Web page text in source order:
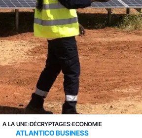
A LA UNE›DÉCRYPTAGES›ECONOMIE
ATLANTICO BUSINESS